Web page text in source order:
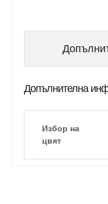
Допълнителна
Избор на
цвят